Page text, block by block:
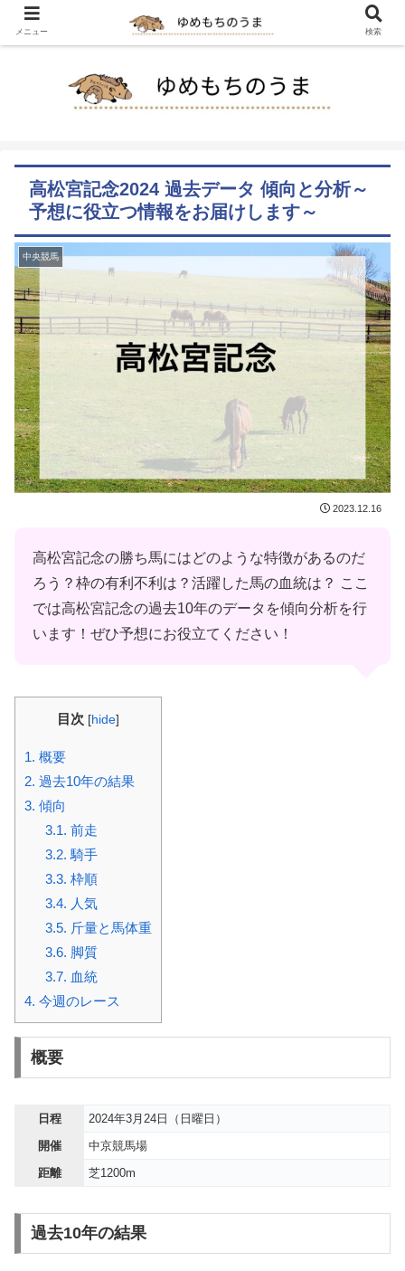
高松宮記念2024 過去データ 傾向と分析～
予想に役立つ情報をお届けします～
中央競馬
2023.12.16
高松宮記念の勝ち馬にはどのような特徴があるのだ
ろう？枠の有利不利は？活躍した馬の血統は？ ここ
では高松宮記念の過去10年のデータを傾向分析を行
います！ぜひ予想にお役立てください！
目次 [hide]
1. 概要
2. 過去10年の結果
3. 傾向
3.1. 前走
3.2. 騎手
3.3. 枠順
3.4. 人気
3.5. 斤量と馬体重
3.6. 脚質
3.7. 血統
4. 今週のレース
概要
日程
2024年3月24日（日曜日）
開催
中京競馬場
距離
芝1200m
過去10年の結果
メニュー 検索